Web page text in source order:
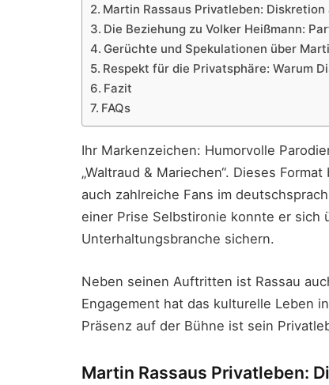
Martin Rassaus Privatleben: Diskretion
Die Beziehung zu Volker Heißmann:
Gerüchte und Spekulationen über
Respekt für die Privatsphäre: Warum
Fazit
FAQs
Ihr Markenzeichen: Humorvolle
„Waltraud & Mariechen“. Dieses
auch zahlreiche Fans im
einer Prise Selbstironie konnte er sich
Unterhaltungsbranche sichern.
Neben seinen Auftritten ist Rassau
Engagement hat das kulturelle Leben
Präsenz auf der Bühne ist sein
Martin Rassaus Privatleben: